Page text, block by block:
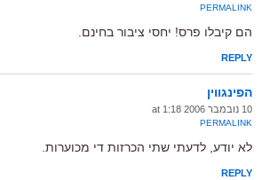
PERMALINK
הם קיבלו פרס! יחסי ציבור בחינם.
REPLY
הפינגווין
10 נובמבר 2006 at 1:18
PERMALINK
לא יודע, לדעתי שתי הכרזות די מכוערות.
REPLY